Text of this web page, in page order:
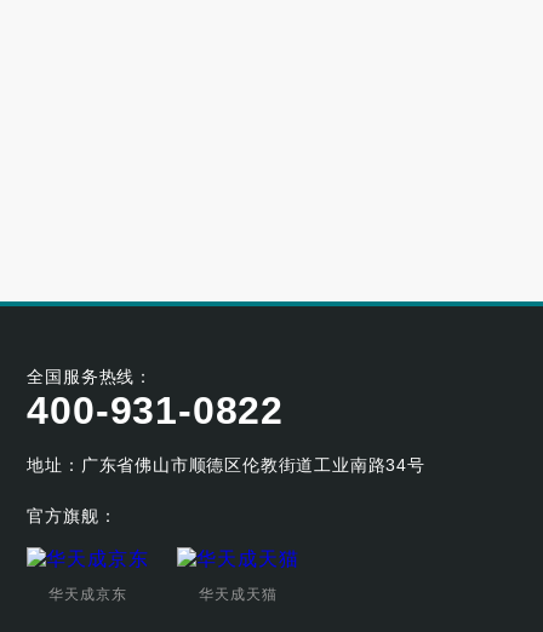
全国服务热线：
400-931-0822
地址：广东省佛山市顺德区伦教街道工业南路34号
官方旗舰：
华天成京东 华天成天猫